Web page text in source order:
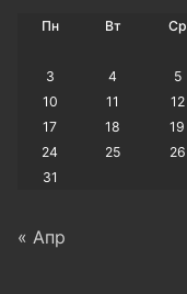
Пн Вт Ср
3
4 5
10
11 12
17
18 19
24
25 26
31
« Апр